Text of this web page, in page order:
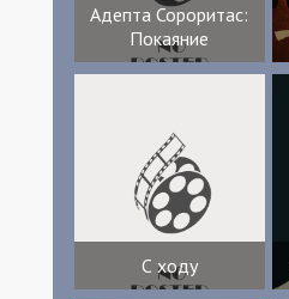
Адепта Сороритас:
Покаяние
С ходу